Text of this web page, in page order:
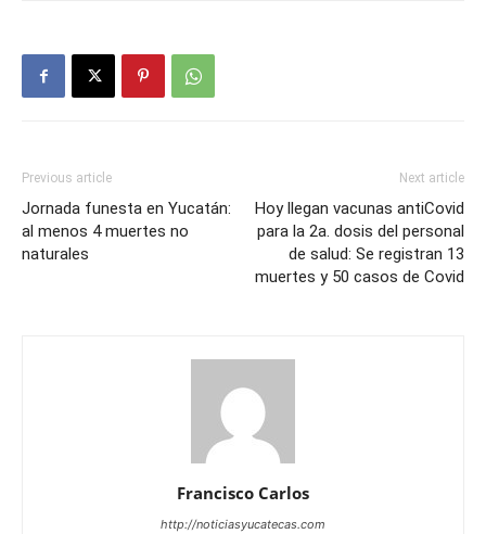
Previous article
Jornada funesta en Yucatán:
al menos 4 muertes no
naturales
Next article
Hoy llegan vacunas antiCovid
para la 2a. dosis del personal
de salud: Se registran 13
muertes y 50 casos de Covid
Francisco Carlos
http://noticiasyucatecas.com